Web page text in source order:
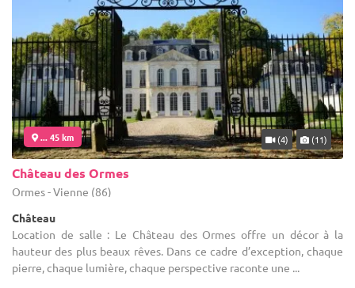
... 45 km (4) (11)
Château des Ormes
Ormes - Vienne (86)
Château
Location de salle : Le Château des Ormes offre un décor à la
hauteur des plus beaux rêves. Dans ce cadre d’exception, chaque
pierre, chaque lumière, chaque perspective raconte une ...